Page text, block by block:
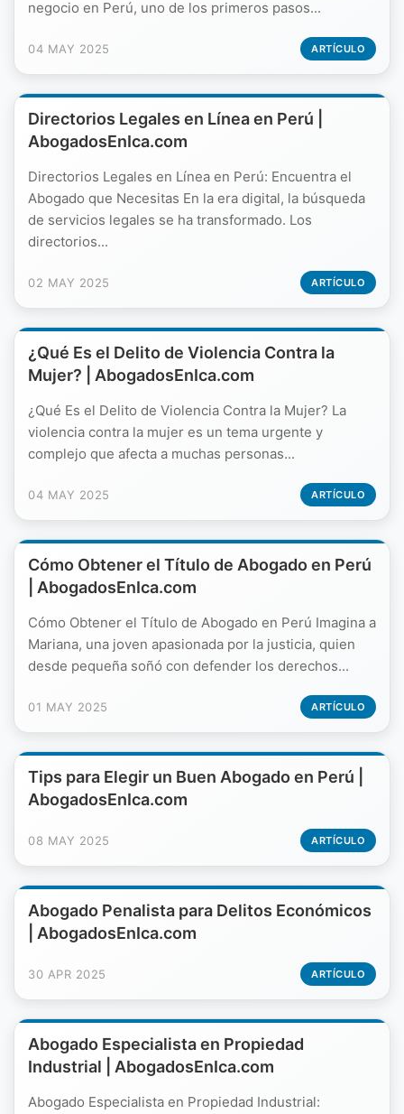
negocio en Perú, uno de los primeros pasos...
04 MAY 2025 ARTÍCULO
Directorios Legales en Línea en Perú |
AbogadosEnIca.com
Directorios Legales en Línea en Perú: Encuentra el
Abogado que Necesitas En la era digital, la búsqueda
de servicios legales se ha transformado. Los
directorios...
02 MAY 2025 ARTÍCULO
¿Qué Es el Delito de Violencia Contra la
Mujer? | AbogadosEnIca.com
¿Qué Es el Delito de Violencia Contra la Mujer? La
violencia contra la mujer es un tema urgente y
complejo que afecta a muchas personas...
04 MAY 2025 ARTÍCULO
Cómo Obtener el Título de Abogado en Perú
| AbogadosEnIca.com
Cómo Obtener el Título de Abogado en Perú Imagina a
Mariana, una joven apasionada por la justicia, quien
desde pequeña soñó con defender los derechos...
01 MAY 2025 ARTÍCULO
Tips para Elegir un Buen Abogado en Perú |
AbogadosEnIca.com
08 MAY 2025 ARTÍCULO
Abogado Penalista para Delitos Económicos
| AbogadosEnIca.com
30 APR 2025 ARTÍCULO
Abogado Especialista en Propiedad
Industrial | AbogadosEnIca.com
Abogado Especialista en Propiedad Industrial: